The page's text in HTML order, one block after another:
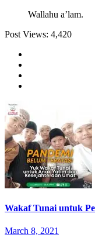
Wallahu a’lam.
Post Views: 4,420
Wakaf Tunai untuk
March 8, 2021